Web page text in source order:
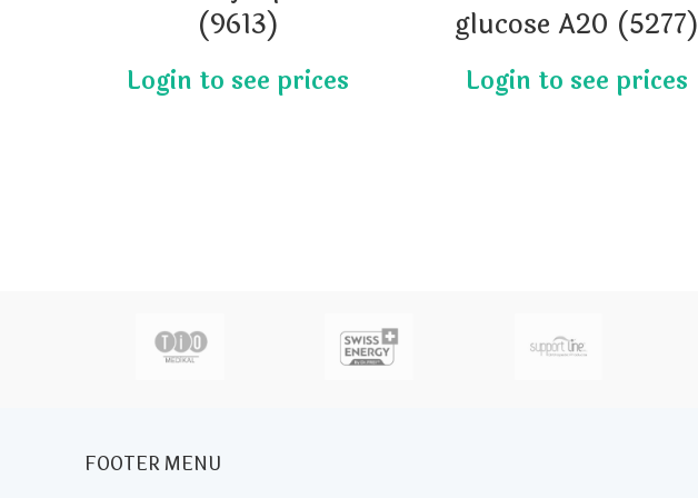
(9613)
glucose A20 (5277)
FOOTER MENU